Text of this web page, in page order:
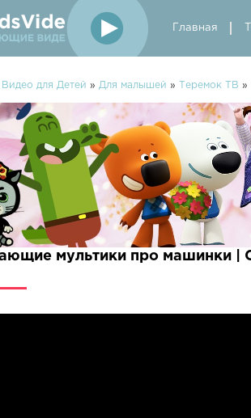
Главная
для Детей » Для малышей » Теремок ТВ »
мультики про машинки |